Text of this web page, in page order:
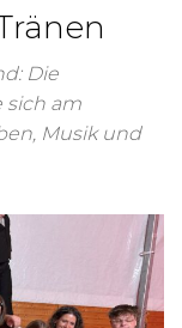
Die
sich am
Musik und